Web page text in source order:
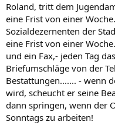
Roland, tritt dem
eine Frist von einer
Sozialdezernenten der
eine Frist von einer
und ein Fax,- jeden Tag
Briefumschläge von der
Bestattungen....... - wenn
wird, scheucht er seine
dann springen, wenn der
Sonntags zu arbeiten!